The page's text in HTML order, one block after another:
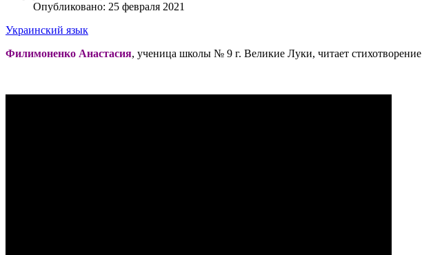
Опубликовано: 25 февраля 2021
Украинский язык
Филимоненко Анастасия, ученица школы № 9 г. Великие Луки, читает стихотворение